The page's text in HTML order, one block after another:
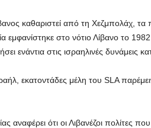
καθαριστεί από τη Χεζμπολάχ, τα
εμφανίστηκε στο νότιο Λίβανο το
ενάντια στις ισραηλινές δυνάμεις
εκατοντάδες μέλη του SLA
αναφέρει ότι οι Λιβανέζοι